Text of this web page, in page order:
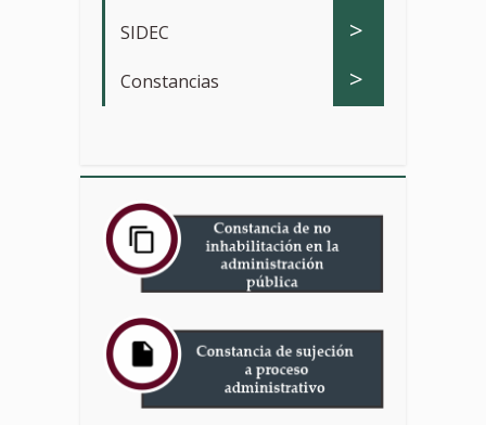
SIDEC >
Constancias >